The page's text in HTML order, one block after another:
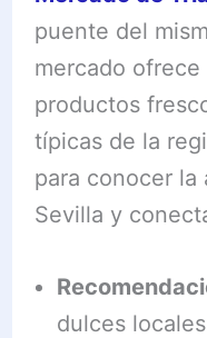
puente del
mercado
productos
típicas de la
para conocer la
Sevilla y
dulces